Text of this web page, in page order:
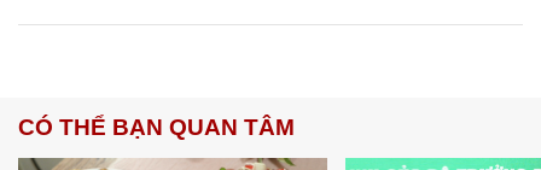
CÓ THỂ BẠN QUAN TÂM